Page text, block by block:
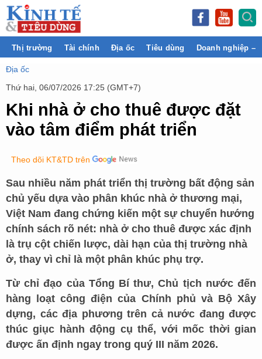
Thị trường Tài chính Địa ốc Tiêu dùng Doanh nghiệp –
Địa ốc
Thứ hai, 06/07/2026 17:25 (GMT+7)
Khi nhà ở cho thuê được đặt
vào tâm điểm phát triển
Theo dõi KT&TD trên
Sau nhiều năm phát triển thị trường bất động sản
chủ yếu dựa vào phân khúc nhà ở thương mại,
Việt Nam đang chứng kiến một sự chuyển hướng
chính sách rõ nét: nhà ở cho thuê được xác định
là trụ cột chiến lược, dài hạn của thị trường nhà
ở, thay vì chỉ là một phân khúc phụ trợ.
Từ chỉ đạo của Tổng Bí thư, Chủ tịch nước đến
hàng loạt công điện của Chính phủ và Bộ Xây
dựng, các địa phương trên cả nước đang được
thúc giục hành động cụ thể, với mốc thời gian
được ấn định ngay trong quý III năm 2026.